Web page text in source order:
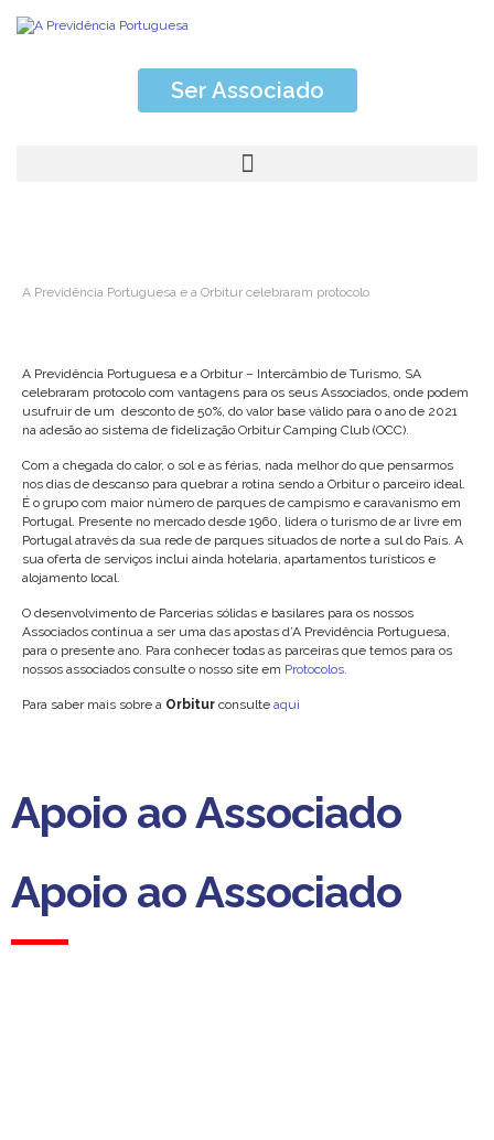
Ser Associado
A Previdência Portuguesa e a Orbitur celebraram protocolo
A Previdência Portuguesa e a Orbitur – Intercâmbio de Turismo, SA
celebraram protocolo com vantagens para os seus Associados, onde podem
usufruir de um desconto de 50%, do valor base válido para o ano de 2021
na adesão ao sistema de fidelização Orbitur Camping Club (OCC).
Com a chegada do calor, o sol e as férias, nada melhor do que pensarmos
nos dias de descanso para quebrar a rotina sendo a Orbitur o parceiro ideal.
É o grupo com maior número de parques de campismo e caravanismo em
Portugal. Presente no mercado desde 1960, lidera o turismo de ar livre em
Portugal através da sua rede de parques situados de norte a sul do País. A
sua oferta de serviços inclui ainda hotelaria, apartamentos turísticos e
alojamento local.
O desenvolvimento de Parcerias sólidas e basilares para os nossos
Associados continua a ser uma das apostas d’A Previdência Portuguesa,
para o presente ano. Para conhecer todas as parceiras que temos para os
nossos associados consulte o nosso site em Protocolos.
Para saber mais sobre a Orbitur consulte aqui
Apoio ao Associado
Apoio ao Associado